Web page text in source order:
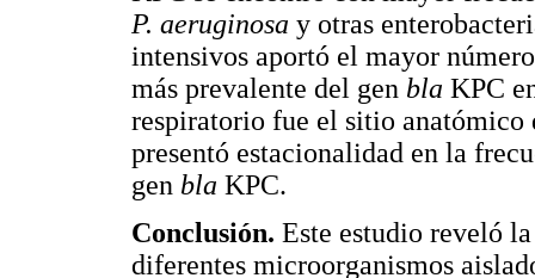
P. aeruginosa y otras
intensivos aportó el mayor
más prevalente del gen bla KPC
respiratorio fue el sitio anatómico
presentó estacionalidad en la
gen bla KPC.
Conclusión. Este estudio reveló
diferentes microorganismos